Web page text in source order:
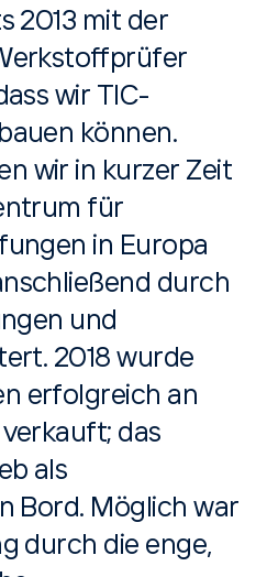
2013 mit der
wir TIC-
können.
wir in kurzer Zeit
für
in Europa
durch
und
2018 wurde
erfolgreich an
das
als
Bord. Möglich war
durch die enge,